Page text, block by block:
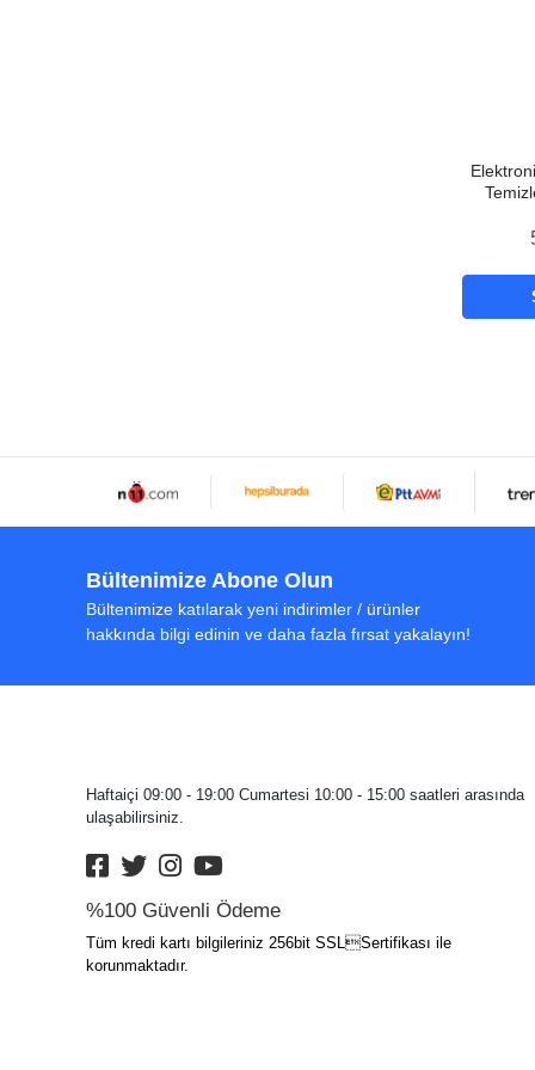
Bültenimize Abone Olun
Bültenimize katılarak yeni indirimler / ürünler
hakkında bilgi edinin ve daha fazla fırsat yakalayın!
Haftaiçi 09:00 - 19:00 Cumartesi 10:00 - 15:00 saatleri arasında
ulaşabilirsiniz.
%100 Güvenli Ödeme
Tüm kredi kartı bilgileriniz 256bit SSLSertifikası ile
korunmaktadır.